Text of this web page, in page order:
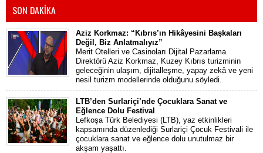
SON DAKİKA
Aziz Korkmaz: “Kıbrıs’ın Hikâyesini Başkaları
Değil, Biz Anlatmalıyız”
Merit Otelleri ve Casinoları Dijital Pazarlama
Direktörü Aziz Korkmaz, Kuzey Kıbrıs turizminin
geleceğinin ulaşım, dijitalleşme, yapay zekâ ve yeni
nesil turizm modellerinde olduğunu söyledi.
LTB’den Surlariçi’nde Çocuklara Sanat ve
Eğlence Dolu Festival
Lefkoşa Türk Belediyesi (LTB), yaz etkinlikleri
kapsamında düzenlediği Surlariçi Çocuk Festivali ile
çocuklara sanat ve eğlence dolu unutulmaz bir
akşam yaşattı.